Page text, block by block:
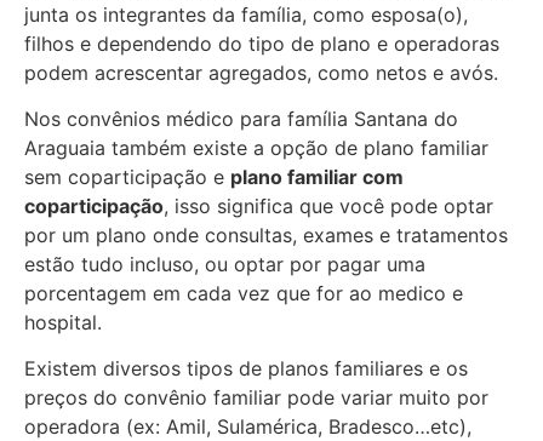
junta os integrantes da família, como esposa(o),
filhos e dependendo do tipo de plano e operadoras
podem acrescentar agregados, como netos e avós.
Nos convênios médico para família Santana do
Araguaia também existe a opção de plano familiar
sem coparticipação e plano familiar com
coparticipação, isso significa que você pode optar
por um plano onde consultas, exames e tratamentos
estão tudo incluso, ou optar por pagar uma
porcentagem em cada vez que for ao medico e
hospital.
Existem diversos tipos de planos familiares e os
preços do convênio familiar pode variar muito por
operadora (ex: Amil, Sulamérica, Bradesco…etc),